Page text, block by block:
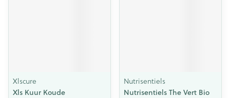
Xlscure
Xls Kuur Koude
Nutrisentiels
Nutrisentiels The Vert Bio